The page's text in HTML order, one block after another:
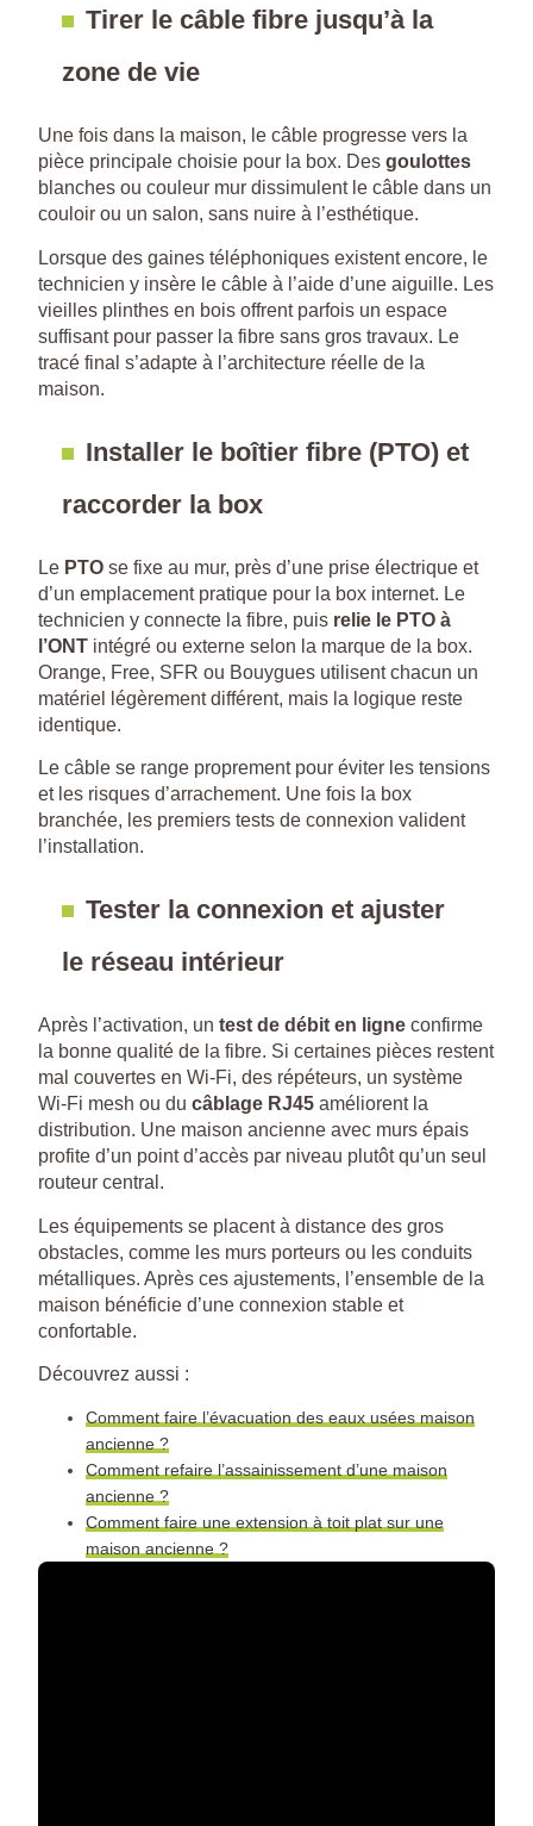
Tirer le câble fibre jusqu’à la
zone de vie
Une fois dans la maison, le câble progresse vers la
pièce principale choisie pour la box. Des goulottes
blanches ou couleur mur dissimulent le câble dans un
couloir ou un salon, sans nuire à l’esthétique.
Lorsque des gaines téléphoniques existent encore, le
technicien y insère le câble à l’aide d’une aiguille. Les
vieilles plinthes en bois offrent parfois un espace
suffisant pour passer la fibre sans gros travaux. Le
tracé final s’adapte à l’architecture réelle de la
maison.
Installer le boîtier fibre (PTO) et
raccorder la box
Le PTO se fixe au mur, près d’une prise électrique et
d’un emplacement pratique pour la box internet. Le
technicien y connecte la fibre, puis relie le PTO à
l’ONT intégré ou externe selon la marque de la box.
Orange, Free, SFR ou Bouygues utilisent chacun un
matériel légèrement différent, mais la logique reste
identique.
Le câble se range proprement pour éviter les tensions
et les risques d’arrachement. Une fois la box
branchée, les premiers tests de connexion valident
l’installation.
Tester la connexion et ajuster
le réseau intérieur
Après l’activation, un test de débit en ligne confirme
la bonne qualité de la fibre. Si certaines pièces restent
mal couvertes en Wi-Fi, des répéteurs, un système
Wi-Fi mesh ou du câblage RJ45 améliorent la
distribution. Une maison ancienne avec murs épais
profite d’un point d’accès par niveau plutôt qu’un seul
routeur central.
Les équipements se placent à distance des gros
obstacles, comme les murs porteurs ou les conduits
métalliques. Après ces ajustements, l’ensemble de la
maison bénéficie d’une connexion stable et
confortable.
Découvrez aussi :
Comment faire l’évacuation des eaux usées maison
ancienne ?
Comment refaire l’assainissement d’une maison
ancienne ?
Comment faire une extension à toit plat sur une
maison ancienne ?